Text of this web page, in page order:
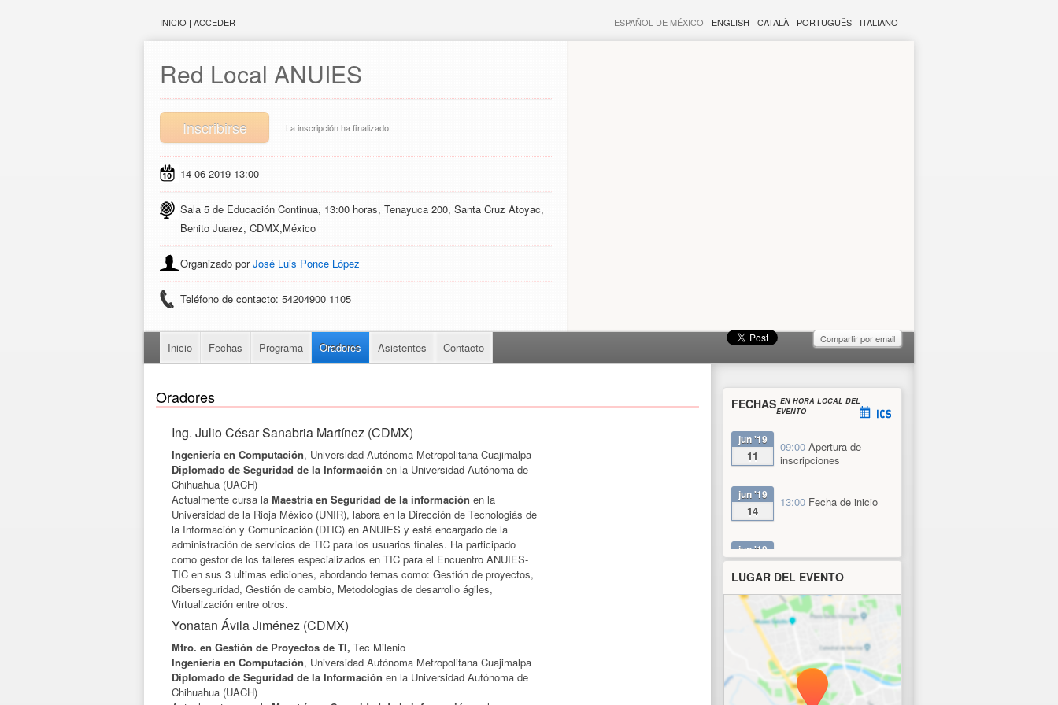
INICIO | ACCEDER ESPAÑOL DE MÉXICO ENGLISH CATALÀ PORTUGUÊS ITALIANO
Red Local ANUIES
La inscripción ha finalizado.
Inscribirse
14-06-2019 13:00
Sala 5 de Educación Continua, 13:00 horas, Tenayuca 200, Santa Cruz Atoyac,
Benito Juarez, CDMX,México
Organizado porJosé Luis Ponce López
Teléfono de contacto: 54204900 1105
Compartir por email
Inicio Fechas Programa Oradores Asistentes Contacto
Oradores
Ing. Julio César Sanabria Martínez (CDMX)
Ingeniería en Computación, Universidad Autónoma Metropolitana Cuajimalpa
Diplomado de Seguridad de la Información en la Universidad Autónoma de
Chihuahua (UACH)
Actualmente cursa la Maestría en Seguridad de la información en la
Universidad de la Rioja México (UNIR), labora en la Dirección de Tecnologiás de
la Información y Comunicación (DTIC) en ANUIES y está encargado de la
administración de servicios de TIC para los usuarios finales. Ha participado
como gestor de los talleres especializados en TIC para el Encuentro ANUIES-
TIC en sus 3 ultimas ediciones, abordando temas como: Gestión de proyectos,
Ciberseguridad, Gestión de cambio, Metodologias de desarrollo ágiles,
Virtualización entre otros.
Yonatan Ávila Jiménez (CDMX)
Mtro. en Gestión de Proyectos de TI, Tec Milenio
Ingeniería en Computación, Universidad Autónoma Metropolitana Cuajimalpa
Diplomado de Seguridad de la Información en la Universidad Autónoma de
Chihuahua (UACH)
FECHAS EN HORA LOCAL DEL
EVENTO
jun '19
11
09:00 Apertura de
inscripciones
jun '19
14
13:00 Fecha de inicio
jun '19
14
13:00Cierre de
inscripciones
jun '19
14
14:00Fecha de fin
LUGAR DEL EVENTO